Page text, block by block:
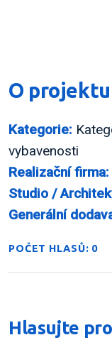
O projektu
Kategorie:
vybavenosti
Realizační firma:
Studio /
Generální
POČET HLASŮ: 0
Hlasujte